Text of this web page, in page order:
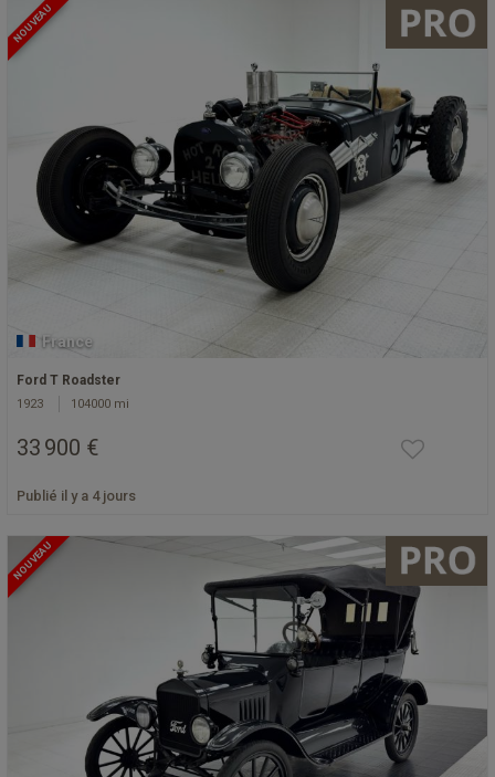
NOUVEAU
France
Ford T Roadster
1923 104000 mi
33 900 €
Publié il y a 4 jours
NOUVEAU